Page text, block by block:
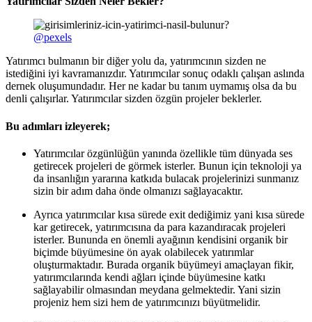
@pexels
Yatırımcı bulmanın bir diğer yolu da, yatırımcının sizden ne
istediğini iyi kavramanızdır. Yatırımcılar sonuç odaklı çalışan aslında
dernek oluşumundadır. Her ne kadar bu tanım uymamış olsa da bu
denli çalışırlar. Yatırımcılar sizden özgün projeler beklerler.
Bu adımları izleyerek;
Yatırımcılar özgünlüğün yanında özellikle tüm dünyada ses
getirecek projeleri de görmek isterler. Bunun için teknoloji ya
da insanlığın yararına katkıda bulacak projelerinizi sunmanız
sizin bir adım daha önde olmanızı sağlayacaktır.
Ayrıca yatırımcılar kısa sürede exit dediğimiz yani kısa sürede
kar getirecek, yatırımcısına da para kazandıracak projeleri
isterler. Bununda en önemli ayağının kendisini organik bir
biçimde büyümesine ön ayak olabilecek yatırımlar
oluşturmaktadır. Burada organik büyümeyi amaçlayan fikir,
yatırımcılarında kendi ağları içinde büyümesine katkı
sağlayabilir olmasından meydana gelmektedir. Yani sizin
projeniz hem sizi hem de yatırımcınızı büyütmelidir.